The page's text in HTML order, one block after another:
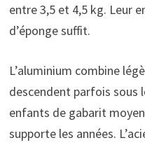
entre 3,5 et 4,5 kg. Leur
d’éponge suffit.
L’aluminium combine
descendent parfois sous
enfants de gabarit
supporte les années.